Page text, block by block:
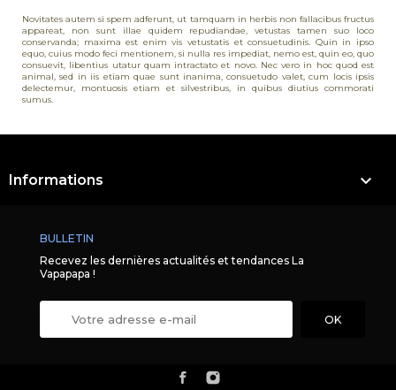
Novitates autem si spem adferunt, ut tamquam in herbis non fallacibus fructus
appareat, non sunt illae quidem repudiandae, vetustas tamen suo loco
conservanda; maxima est enim vis vetustatis et consuetudinis. Quin in ipso
equo, cuius modo feci mentionem, si nulla res impediat, nemo est, quin eo, quo
consuevit, libentius utatur quam intractato et novo. Nec vero in hoc quod est
animal, sed in iis etiam quae sunt inanima, consuetudo valet, cum locis ipsis
delectemur, montuosis etiam et silvestribus, in quibus diutius commorati
sumus.
Informations 
BULLETIN
Recevez les dernières actualités et tendances La
Vapapapa !